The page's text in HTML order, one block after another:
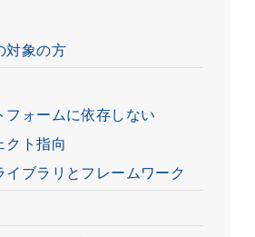
対象の方
フォームに依存しない
クト指向
イブラリとフレームワーク